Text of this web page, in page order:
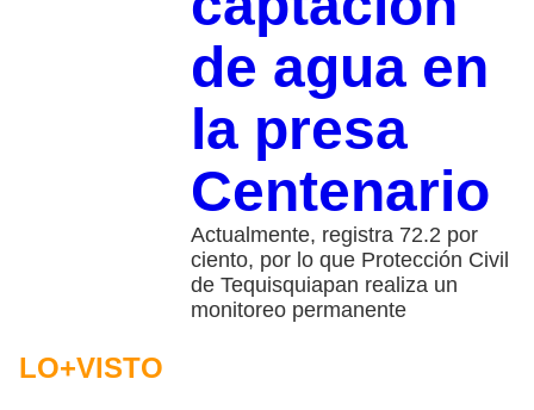
de agua en
la presa
Centenario
Actualmente, registra 72.2 por
ciento, por lo que Protección Civil
de Tequisquiapan realiza un
monitoreo permanente
LO+VISTO